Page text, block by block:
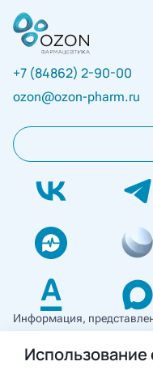
+7 (84862) 2-90-00
ozon@ozon-pharm.ru
Информация,
использоваться для
и не может служить
применением